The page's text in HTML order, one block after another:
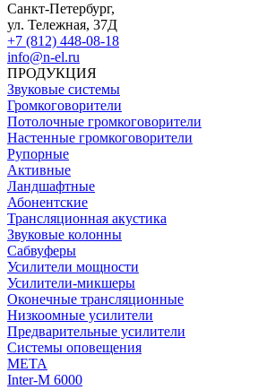
Санкт-Петербург,
ул. Тележная, 37Д
+7 (812) 448-08-18
info@n-el.ru
ПРОДУКЦИЯ
Звуковые системы
Громкоговорители
Потолочные громкоговорители
Настенные громкоговорители
Рупорные
Активные
Ландшафтные
Абонентские
Трансляционная акустика
Звуковые колонны
Сабвуферы
Усилители мощности
Усилители-микшеры
Оконечные трансляционные
Низкоомные усилители
Предварительные усилители
Системы оповещения
МЕТА
Inter-M 6000